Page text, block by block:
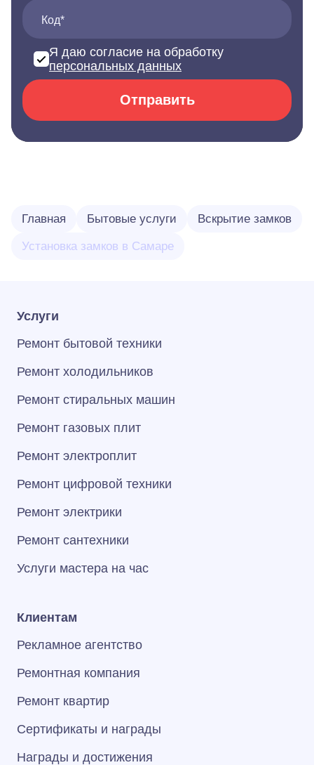
Код*
Я даю согласие на обработку
персональных данных
Отправить
Главная Бытовые услуги Вскрытие замков
Установка замков в Самаре
Услуги
Ремонт бытовой техники
Ремонт холодильников
Ремонт стиральных машин
Ремонт газовых плит
Ремонт электроплит
Ремонт цифровой техники
Ремонт электрики
Ремонт сантехники
Услуги мастера на час
Клиентам
Рекламное агентство
Ремонтная компания
Ремонт квартир
Сертификаты и награды
Награды и достижения